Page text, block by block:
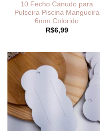
10 Fecho Canudo para
Pulseira Piscina Mangueira
6mm Colorido
R$6,99